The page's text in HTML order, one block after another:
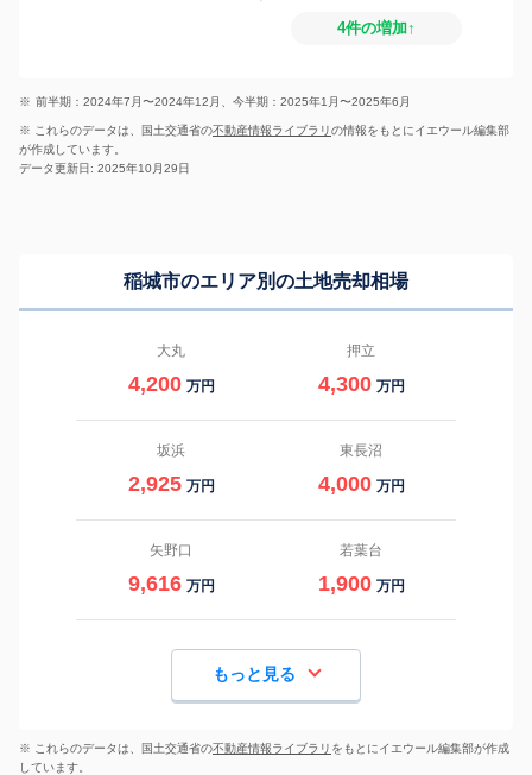
4件の増加↑
※ 前半期：2024年7月〜2024年12月、今半期：2025年1月〜2025年6月
※ これらのデータは、国土交通省の不動産情報ライブラリの情報をもとにイエウール編集部
が作成しています。
データ更新日: 2025年10月29日
稲城市のエリア別の土地売却相場
大丸
4,200 万円
押立
4,300 万円
坂浜
2,925 万円
東長沼
4,000 万円
矢野口
9,616 万円
若葉台
1,900 万円
もっと見る
※ これらのデータは、国土交通省の不動産情報ライブラリ をもとにイエウール編集部が作成
しています。